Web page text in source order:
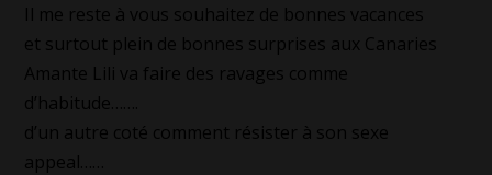
Il me reste à vous souhaitez de bonnes vacances
et surtout plein de bonnes surprises aux Canaries
Amante Lili va faire des ravages comme
d’habitude…….
d’un autre coté comment résister à son sexe
appeal……